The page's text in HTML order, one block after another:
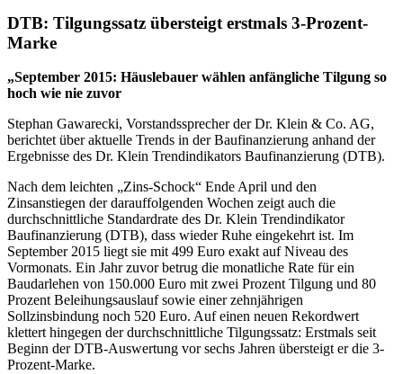
DTB: Tilgungssatz übersteigt erstmals 3-Prozent-
Marke
„September 2015: Häuslebauer wählen anfängliche Tilgung so
hoch wie nie zuvor
Stephan Gawarecki, Vorstandssprecher der Dr. Klein & Co. AG,
berichtet über aktuelle Trends in der Baufinanzierung anhand der
Ergebnisse des Dr. Klein Trendindikators Baufinanzierung (DTB).
Nach dem leichten „Zins-Schock“ Ende April und den
Zinsanstiegen der darauffolgenden Wochen zeigt auch die
durchschnittliche Standardrate des Dr. Klein Trendindikator
Baufinanzierung (DTB), dass wieder Ruhe eingekehrt ist. Im
September 2015 liegt sie mit 499 Euro exakt auf Niveau des
Vormonats. Ein Jahr zuvor betrug die monatliche Rate für ein
Baudarlehen von 150.000 Euro mit zwei Prozent Tilgung und 80
Prozent Beleihungsauslauf sowie einer zehnjährigen
Sollzinsbindung noch 520 Euro. Auf einen neuen Rekordwert
klettert hingegen der durchschnittliche Tilgungssatz: Erstmals seit
Beginn der DTB-Auswertung vor sechs Jahren übersteigt er die 3-
Prozent-Marke.